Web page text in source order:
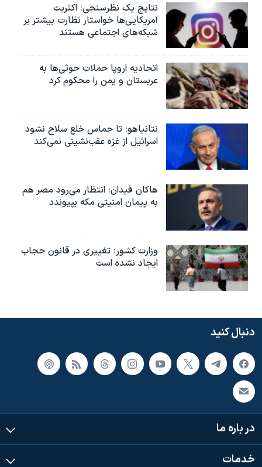
نتایج یک نظرسنجی: اکثریت
آمریکایی‌ها خواستار نظارت بیشتر بر
شبکه‌های اجتماعی هستند
اتحادیه اروپا حملات حوثی‌ها به
عربستان و یمن را محکوم کرد
نتانیاهو: تا حماس خلع سلاح نشود
اسرائیل از غزه عقب‌نشینی نمی‌کند
هاکان فیدان: انتظار می‌رود مصر هم
به پیمان امنیتی مکه بپیوندد
وزارت کشور: تغییری در قانون حجاب
ایجاد نشده است
دنبال کنید
در باره ما
خدمات